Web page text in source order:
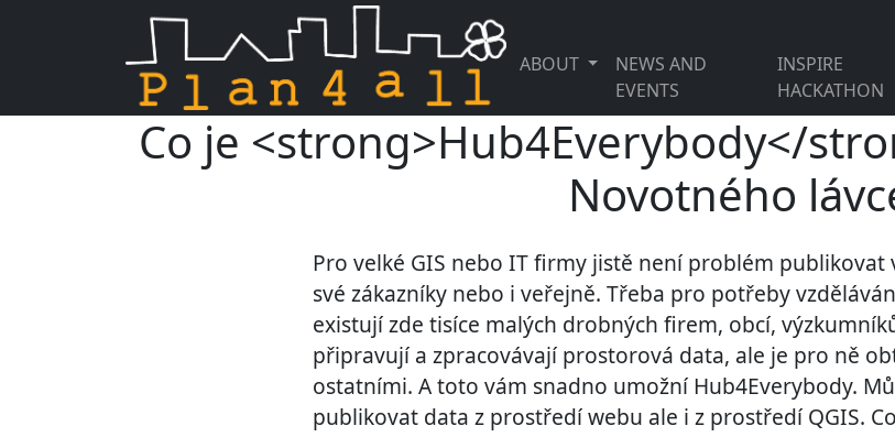
ABOUT
NEWS AND
EVENTS
INSPIRE
HACKATHON
Co je <strong>Hub4Everybody</
Novotného
Pro velké GIS nebo IT firmy jistě není problém
své zákazníky nebo i veřejně. Třeba pro potřeby
existují zde tisíce malých drobných firem, obcí,
připravují a zpracovávají prostorová data, ale je pro ně
ostatními. A toto vám snadno umožní Hub4Everybody.
publikovat data z prostředí webu ale i z prostředí QGIS.